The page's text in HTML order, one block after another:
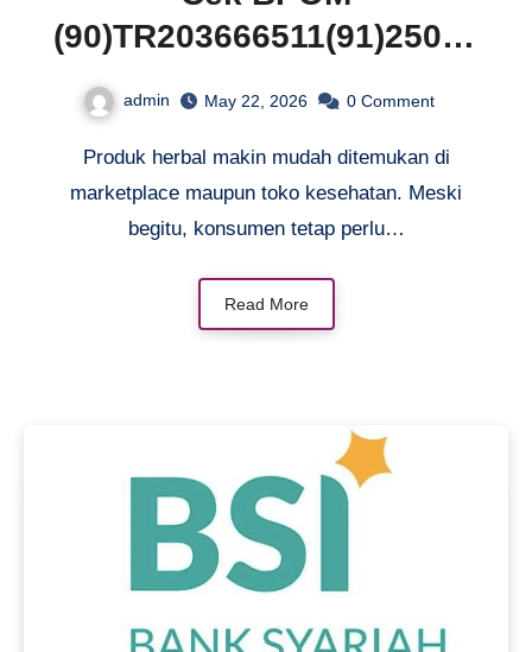
(90)TR203666511(91)25071
4 Nutqoh Holanda Propolis
admin May 22, 2026 0 Comment
Produk herbal makin mudah ditemukan di
marketplace maupun toko kesehatan. Meski
begitu, konsumen tetap perlu…
Read More